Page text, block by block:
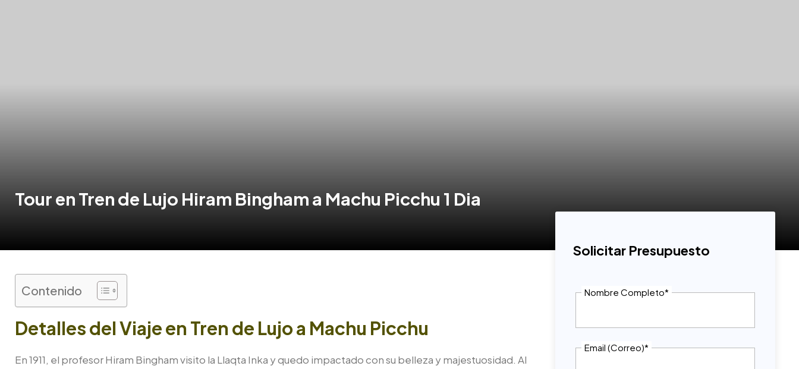
Tour en Tren de Lujo Hiram Bingham a Machu Picchu 1 Dia
Solicitar Presupuesto
Nombre Completo*
Email (Correo)*
Contenido
Detalles del Viaje en Tren de Lujo a Machu Picchu
En 1911, el profesor Hiram Bingham visito la Llaqta Inka y quedo impactado con su belleza y majestuosidad. Al